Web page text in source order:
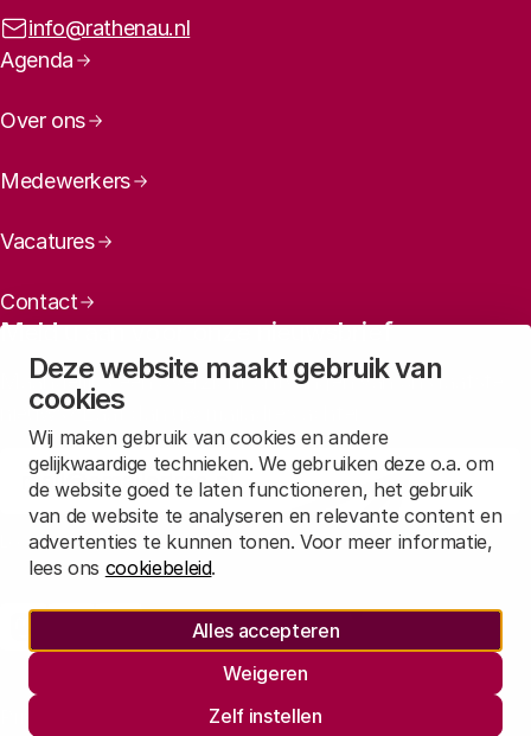
Deze website maakt gebruik van
cookies
Wij maken gebruik van cookies en andere
gelijkwaardige technieken. We gebruiken deze o.a. om
de website goed te laten functioneren, het gebruik
van de website te analyseren en relevante content en
advertenties te kunnen tonen. Voor meer informatie,
lees ons cookiebeleid.
Alles accepteren
Weigeren
Zelf instellen
E-mailadres:
info@rathenau.nl
Paginanavigatie
Agenda
Over ons
Medewerkers
Vacatures
Contact
Meld u aan voor onze nieuwsbrief
Maandelijks een overzicht ontvangen van ons laatste
nieuws? Laat dan uw mailadres achter.
Aanmelden
Lees inonze privacyverklaringhoe wij deze gegevens verwerken.
Sociale media
Rathenau Mastodon
Rathenau LinkedIn
Rathenau Instagram
Juridische informatie
Responsible DisclosureInformatie opvragen